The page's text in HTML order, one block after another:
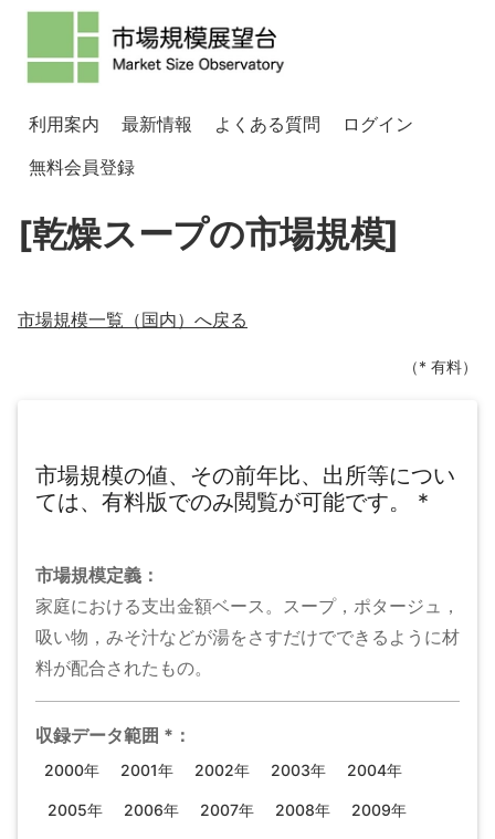
利用案内 最新情報 よくある質問
ログイン
無料会員登録
[乾燥スープの市場規模]
市場規模一覧（国内）へ戻る
（* 有料）
市場規模の値、その前年比、出所等につい
ては、有料版でのみ閲覧が可能です。
*
市場規模定義：
家庭における支出金額ベース。スープ，ポタージュ，
吸い物，みそ汁などが湯をさすだけでできるように材
料が配合されたもの。
収録データ範囲 * ：
2000年 2001年 2002年 2003年 2004年
2005年 2006年 2007年 2008年 2009年